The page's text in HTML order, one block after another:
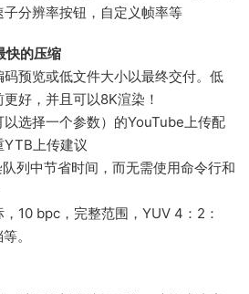
分辨率按钮，自定义帧率等
快的压缩
预览或低文件大小以最终交付。低
好，并且可以8K渲染！
选择一个参数）的YouTube上传配
YTB上传建议
列中节省时间，而无需使用命令行和
10 bpc，完整范围，YUV 4：2：
。